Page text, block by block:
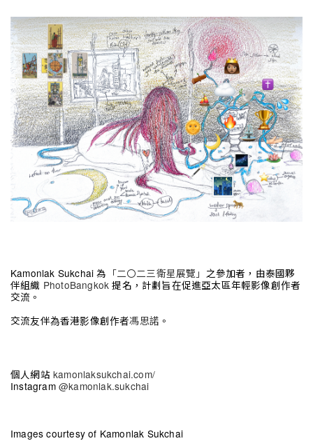
Kamonlak Sukchai 為 「二〇二三衛星展覽」 之參加者，由泰國夥
伴組織 PhotoBangkok 提名，計劃旨在促進亞太區年輕影像創作者
交流。
交流友伴為香港影像創作者馮思諾 。
個人網站 kamonlaksukchai.com/
Instagram @kamonlak.sukchai
Images courtesy of Kamonlak Sukchai